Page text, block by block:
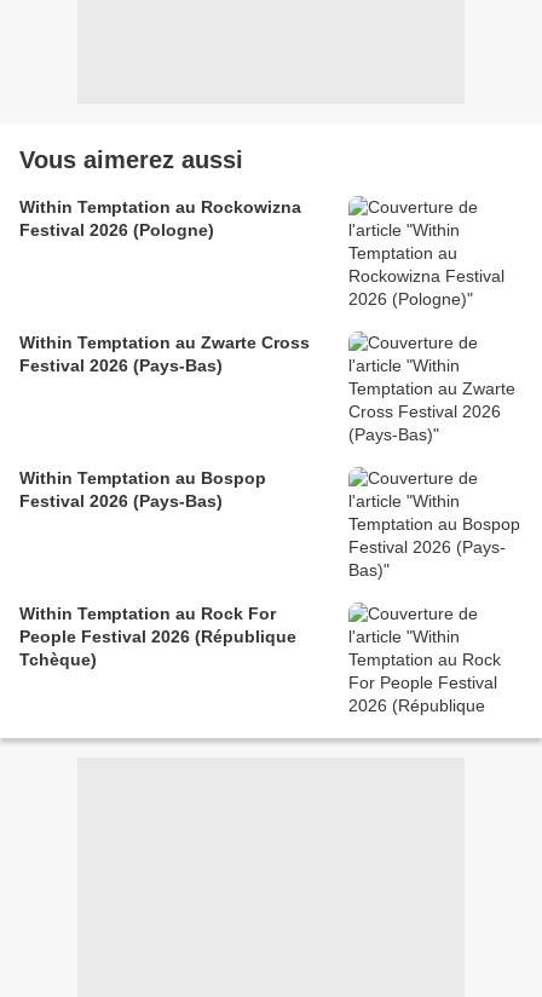
Vous aimerez aussi
Within Temptation au Rockowizna
Festival 2026 (Pologne)
Within Temptation au Zwarte Cross
Festival 2026 (Pays-Bas)
Within Temptation au Bospop
Festival 2026 (Pays-Bas)
Within Temptation au Rock For
People Festival 2026 (République
Tchèque)